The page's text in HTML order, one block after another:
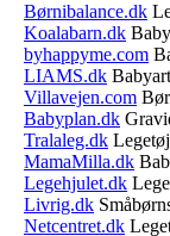
Børnibalance.dk
Koalabarn.dk
byhappyme.com
LIAMS.dk
Villavejen.com
Babyplan.dk
Tralaleg.dk
MamaMilla.dk
Legehjulet.dk
Livrig.dk
Netcentret.dk